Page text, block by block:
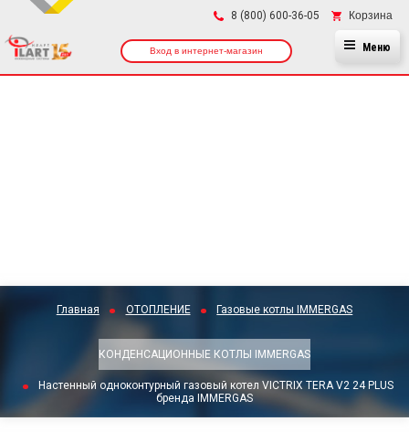
8 (800) 600-36-05 Корзина
Вход в интернет-магазин Меню
Главная ОТОПЛЕНИЕ Газовые котлы IMMERGAS
КОНДЕНСАЦИОННЫЕ КОТЛЫ IMMERGAS
Настенный одноконтурный газовый котел VICTRIX TERA V2 24 PLUS
бренда IMMERGAS
×